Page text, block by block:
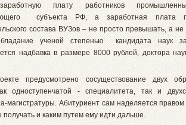
плату работников
субъекта РФ, а заработная плата
состава ВУЗов – не просто превышать, а
ученой степенью кандидата наук
надбавка в размере 8000 рублей, доктора
предусмотрено сосуществование двух
одноступенчатой - специалитета, так и
магистратуры. Абитуриент сам наделяется
получать и каким путем ему идти дальше.